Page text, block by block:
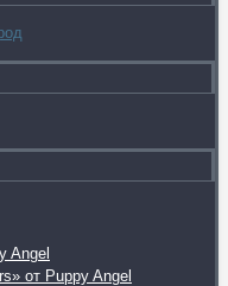
Angel
от Puppy Angel